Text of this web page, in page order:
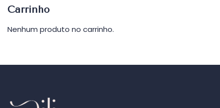
Carrinho
Nenhum produto no carrinho.